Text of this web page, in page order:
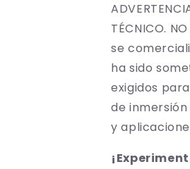
TÉCNICO.
se
ha sido
exigidos
de
y